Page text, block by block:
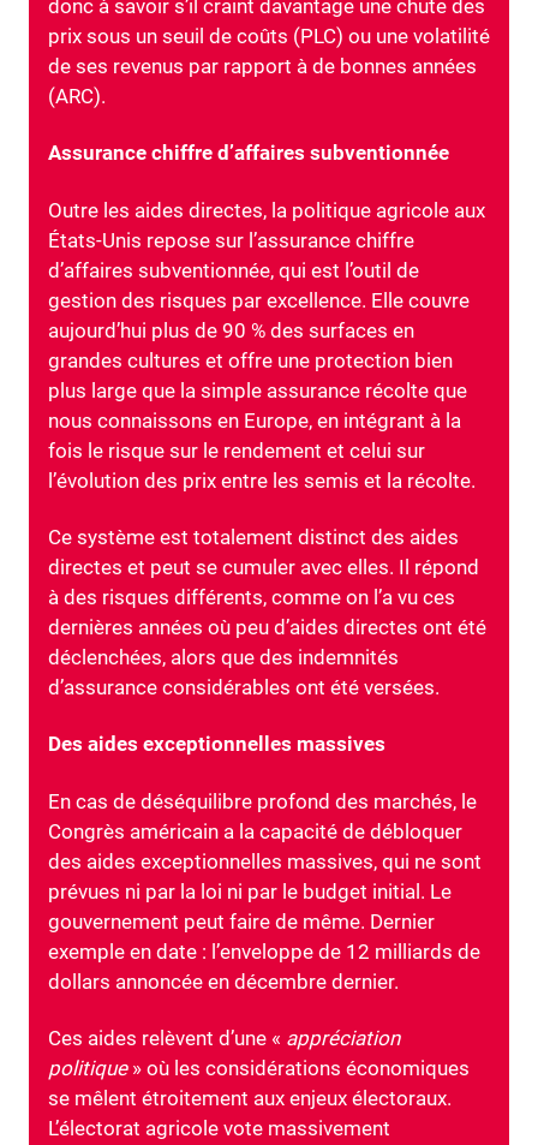
donc à savoir s’il craint davantage une chute des
prix sous un seuil de coûts (PLC) ou une volatilité
de ses revenus par rapport à de bonnes années
(ARC).
Assurance chiffre d’affaires subventionnée
Outre les aides directes, la politique agricole aux
États-Unis repose sur l’assurance chiffre
d’affaires subventionnée, qui est l’outil de
gestion des risques par excellence. Elle couvre
aujourd’hui plus de 90 % des surfaces en
grandes cultures et offre une protection bien
plus large que la simple assurance récolte que
nous connaissons en Europe, en intégrant à la
fois le risque sur le rendement et celui sur
l’évolution des prix entre les semis et la récolte.
Ce système est totalement distinct des aides
directes et peut se cumuler avec elles. Il répond
à des risques différents, comme on l’a vu ces
dernières années où peu d’aides directes ont été
déclenchées, alors que des indemnités
d’assurance considérables ont été versées.
Des aides exceptionnelles massives
En cas de déséquilibre profond des marchés, le
Congrès américain a la capacité de débloquer
des aides exceptionnelles massives, qui ne sont
prévues ni par la loi ni par le budget initial. Le
gouvernement peut faire de même. Dernier
exemple en date : l’enveloppe de 12 milliards de
dollars annoncée en décembre dernier.
Ces aides relèvent d’une « appréciation
politique» où les considérations économiques
se mêlent étroitement aux enjeux électoraux.
L’électorat agricole vote massivement